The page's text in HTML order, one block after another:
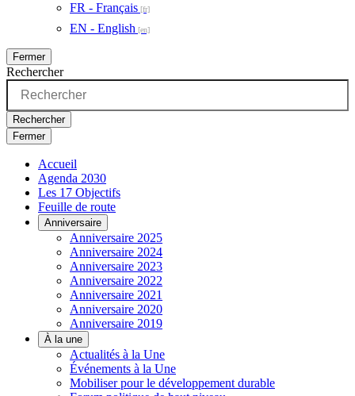
FR - Français
EN - English
Fermer
Rechercher
Rechercher
Fermer
Accueil
Agenda 2030
Les 17 Objectifs
Feuille de route
Anniversaire
Anniversaire 2025
Anniversaire 2024
Anniversaire 2023
Anniversaire 2022
Anniversaire 2021
Anniversaire 2020
Anniversaire 2019
À la une
Actualités à la Une
Événements à la Une
Mobiliser pour le développement durable